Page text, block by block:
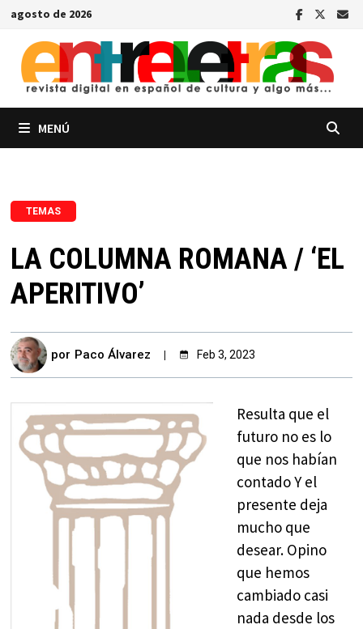
Saltar
contenido
agosto de 2026
MENÚ
TEMAS
LA COLUMNA ROMANA / ‘EL
APERITIVO’
por Paco Álvarez Feb 3, 2023
Resulta que el
futuro no es lo
que nos habían
contado Y el
presente deja
mucho que
desear. Opino
que hemos
cambiado casi
nada desde los